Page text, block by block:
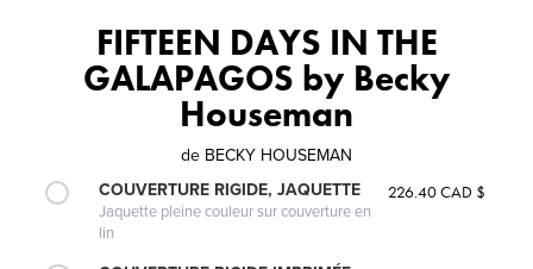
FIFTEEN DAYS IN THE
GALAPAGOS by Becky
Houseman
de BECKY HOUSEMAN
COUVERTURE RIGIDE, JAQUETTE
Jaquette pleine couleur sur couverture en
lin
226.40 CAD $